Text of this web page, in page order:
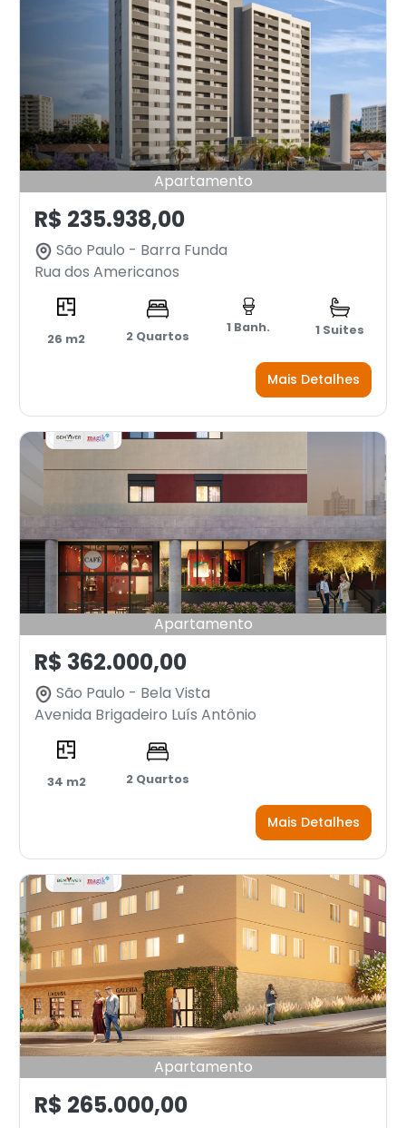
Apartamento
R$ 235.938,00
São Paulo - Barra Funda
Rua dos Americanos
26 m2 2 Quartos
1 Banh. 1 Suites
Mais Detalhes
Apartamento
R$ 362.000,00
São Paulo - Bela Vista
Avenida Brigadeiro Luís Antônio
34 m2 2 Quartos
Mais Detalhes
Apartamento
R$ 265.000,00